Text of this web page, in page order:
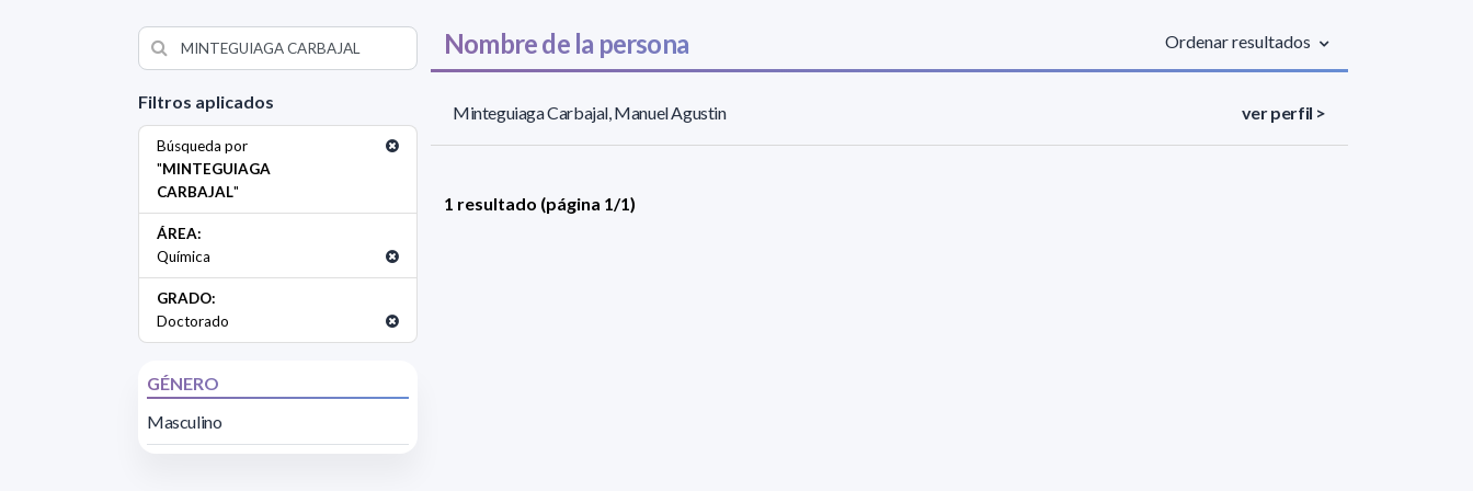
Filtros aplicados
Búsqueda por
"MINTEGUIAGA
CARBAJAL"
ÁREA:
Química
GRADO:
Doctorado
GÉNERO
Masculino
Nombre de la persona Ordenar resultados
Minteguiaga Carbajal, Manuel Agustin ver perfil >
1 resultado (página 1/1)